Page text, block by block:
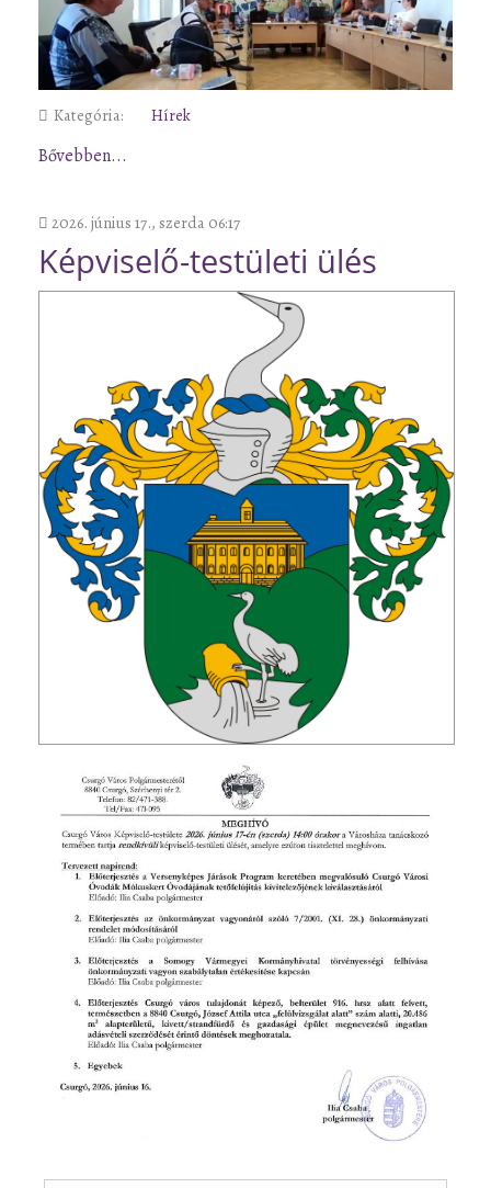
Kategória: Hírek
Bővebben...
2026. június 17., szerda 06:17
Képviselő-testületi ülés